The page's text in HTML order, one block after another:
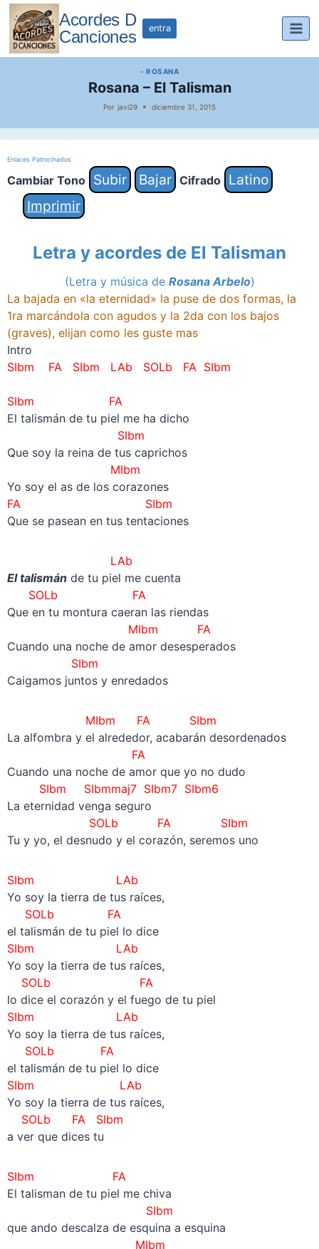
Saltar
contenido
Acordes D
Canciones
entra
- ROSANA
Rosana – El Talisman
Por javi29 diciembre 31, 2015
Enlaces Patrocinados
Cambiar Tono Subir Bajar Cifrado
Latino
Imprimir
Letra y acordes de El Talisman
(Letra y música de Rosana Arbelo)
La bajada en «la eternidad» la puse de dos formas, la
1ra marcándola con agudos y la 2da con los bajos
(graves), elijan como les guste mas
Intro
SIbm FA SIbm LAb SOLb FA SIbm
SIbm FA
El talismán de tu piel me ha dicho
SIbm
Que soy la reina de tus caprichos
MIbm
Yo soy el as de los corazones
FA
SIbm
Que se pasean en tus tentaciones
LAb
El talismánde tu piel me cuenta
SOLb FA
Que en tu montura caeran las riendas
MIbm FA
Cuando una noche de amor desesperados
SIbm
Caigamos juntos y enredados
MIbm FA
SIbm
La alfombra y el alrededor, acabarán desordenados
FA
Cuando una noche de amor que yo no dudo
SIbm SIbmmaj7 SIbm7 SIbm6
La eternidad venga seguro
SOLb FA
SIbm
Tu y yo, el desnudo y el corazón, seremos uno
SIbm
LAb
Yo soy la tierra de tus raíces,
SOLb FA
el talismán de tu piel lo dice
SIbm
LAb
Yo soy la tierra de tus raíces,
SOLb FA
lo dice el corazón y el fuego de tu piel
SIbm
LAb
Yo soy la tierra de tus raíces,
SOLb FA
el talismán de tu piel lo dice
SIbm
LAb
Yo soy la tierra de tus raíces,
SOLb FA
SIbm
a ver que dices tu
SIbm FA
El talisman de tu piel me chiva
SIbm
que ando descalza de esquina a esquina
MIbm